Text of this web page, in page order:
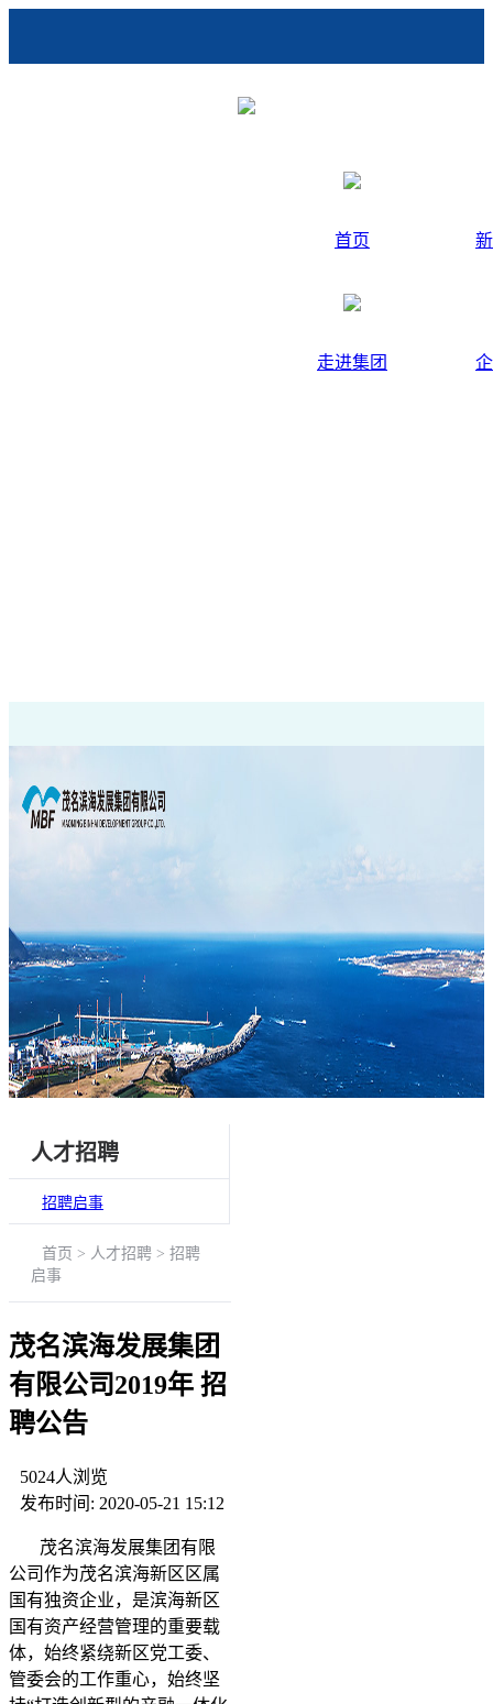
首页
走进集团
人才招聘
招聘启事
首页 > 人才招聘 > 招聘
启事
茂名滨海发展集团
有限公司2019年 招
聘公告
5024人浏览
发布时间: 2020-05-21 15:12
茂名滨海发展集团有限
公司作为茂名滨海新区区属
国有独资企业，是滨海新区
国有资产经营管理的重要载
体，始终紧绕新区党工委、
管委会的工作重心，始终坚